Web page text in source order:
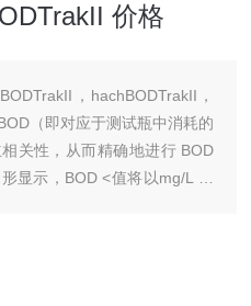
价格
，hachBODTrakII，
（即对应于测试瓶中消耗的
关性，从而精确地进行 BOD
显示，BOD <值将以mg/L 为